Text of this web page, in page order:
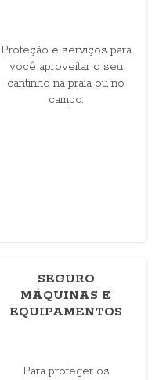
Proteção e serviços para
você aproveitar o seu
cantinho na praia ou no
campo.
SEGURO
MÁQUINAS E
EQUIPAMENTOS
Para proteger os